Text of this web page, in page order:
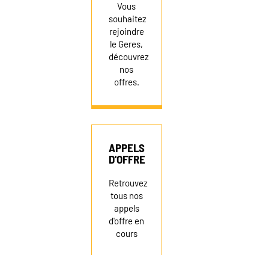
FAIRE UN DON
Vous
souhaitez
rejoindre
le Geres,
découvrez
nos
offres.
APPELS
D'OFFRE
Retrouvez
tous nos
appels
d'offre en
cours